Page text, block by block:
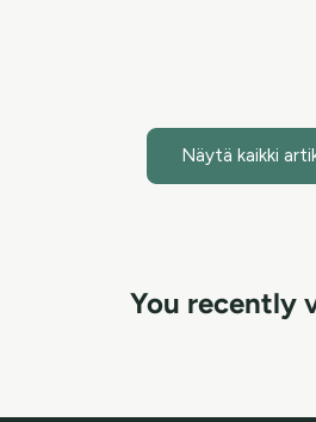
Näytä kaikki
You recently